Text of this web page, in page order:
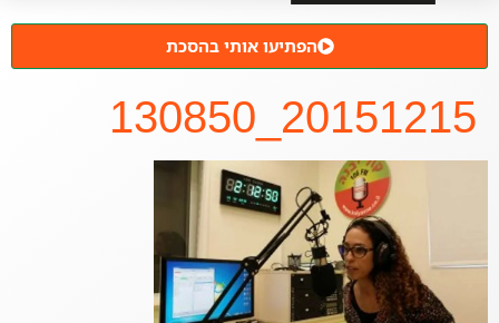
הפתיעו אותי בהסכת
20151215_130850